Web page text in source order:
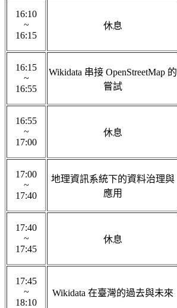
16:10
~
16:15
休息
16:15
~
16:55
Wikidata 串接 OpenStreetMap 的
嘗試
16:55
~
17:00
休息
17:00
~
17:40
地理資訊系統下的資料治理與
應用
17:40
~
17:45
休息
17:45
~
18:10
Wikidata 在臺灣的過去與未來